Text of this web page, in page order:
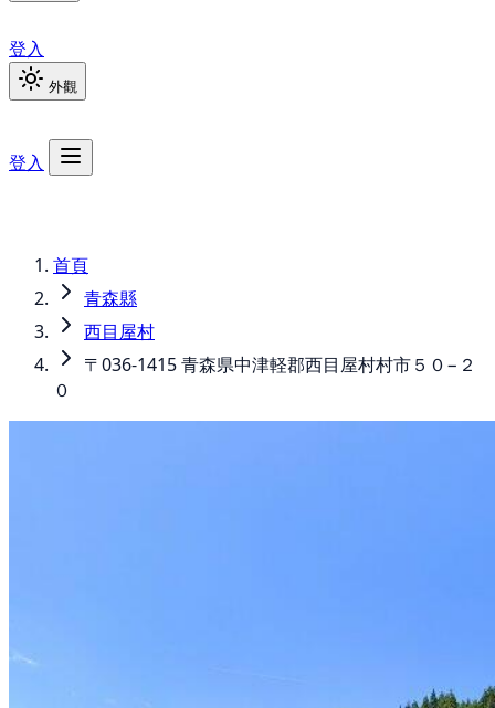
登入
外觀
登入
首頁
青森縣
西目屋村
〒036-1415 青森県中津軽郡西目屋村村市５０−２
０